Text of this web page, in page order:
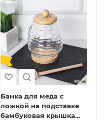
Банка для меда с
ложкой на подставке
бамбуковая крышка